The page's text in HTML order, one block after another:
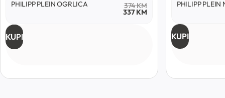
PHILIPP PLEIN OGRLICA 374KM
337 KM
KUPI
PHILIPP PLEIN
KUPI